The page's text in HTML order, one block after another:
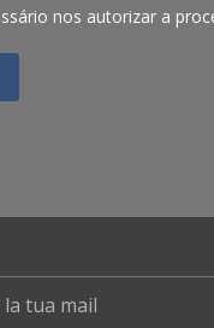
nos autorizar a